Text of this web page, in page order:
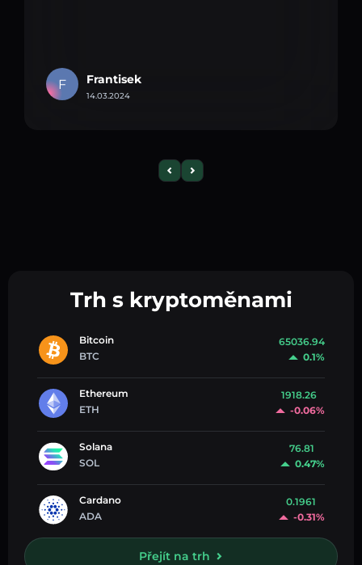
F Frantisek
14.03.2024
Trh s kryptoměnami
Bitcoin
BTC
65036.94
0.1%
Ethereum
ETH
1918.26
-0.06%
Solana
SOL
76.81
0.47%
Cardano
ADA
0.1961
-0.31%
Přejít na trh